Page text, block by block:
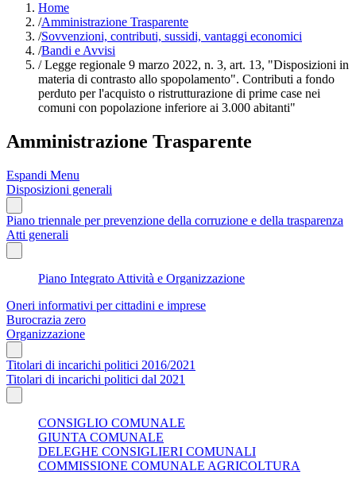
Home
/Amministrazione Trasparente
/Sovvenzioni, contributi, sussidi, vantaggi economici
/Bandi e Avvisi
/Legge regionale 9 marzo 2022, n. 3, art. 13, "Disposizioni in
materia di contrasto allo spopolamento". Contributi a fondo
perduto per l'acquisto o ristrutturazione di prime case nei
comuni con popolazione inferiore ai 3.000 abitanti"
Amministrazione Trasparente
Espandi Menu
Disposizioni generali
Piano triennale per prevenzione della corruzione e della trasparenza
Atti generali
Piano Integrato Attività e Organizzazione
Oneri informativi per cittadini e imprese
Burocrazia zero
Organizzazione
Titolari di incarichi politici 2016/2021
Titolari di incarichi politici dal 2021
CONSIGLIO COMUNALE
GIUNTA COMUNALE
DELEGHE CONSIGLIERI COMUNALI
COMMISSIONE COMUNALE AGRICOLTURA